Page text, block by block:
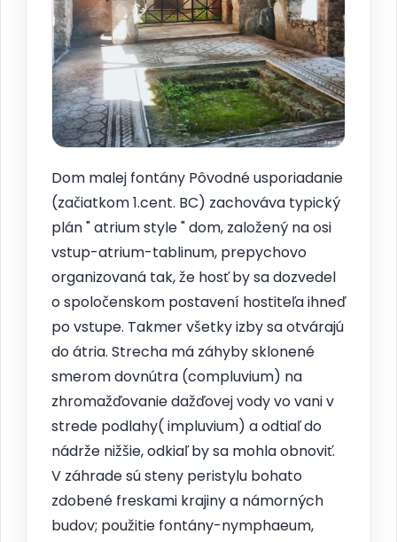
Dom malej fontány Pôvodné usporiadanie
(začiatkom 1.cent. BC) zachováva typický
plán " atrium style " dom, založený na osi
vstup-atrium-tablinum, prepychovo
organizovaná tak, že hosť by sa dozvedel
o spoločenskom postavení hostiteľa ihneď
po vstupe. Takmer všetky izby sa otvárajú
do átria. Strecha má záhyby sklonené
smerom dovnútra (compluvium) na
zhromažďovanie dažďovej vody vo vani v
strede podlahy( impluvium) a odtiaľ do
nádrže nižšie, odkiaľ by sa mohla obnoviť.
V záhrade sú steny peristylu bohato
zdobené freskami krajiny a námorných
budov; použitie fontány-nymphaeum,